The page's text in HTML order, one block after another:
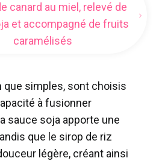
canard au miel, relevé de
et accompagné de fruits
caramélisés
que simples, sont choisis
à fusionner
sauce soja apporte une
que le sirop de riz
légère, créant ainsi